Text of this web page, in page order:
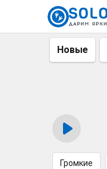
Новые
Громкие